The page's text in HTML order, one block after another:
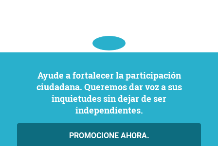
Ayude a fortalecer la participación
ciudadana. Queremos dar voz a sus
inquietudes sin dejar de ser
independientes.
PROMOCIONE AHORA.